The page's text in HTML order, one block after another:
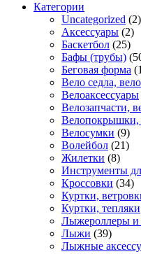
Категории
Uncategorized (2)
Аксессуары (2)
Баскетбол (25)
Бафы (трубы)
Беговая форма
Вело седла,
Велоаксессуары
Велозапчасти,
Велопокрышки,
Велосумки (9)
Волейбол (21)
Жилетки (8)
Инструменты
Кроссовки (34)
Куртки,
Куртки, тепляки
Лыжероллеры и
Лыжи (39)
Лыжные